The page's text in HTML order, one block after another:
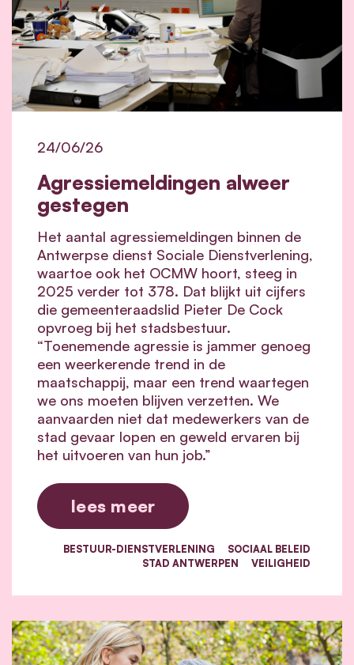
Agressiemeldingen alweer
gestegen
24/06/26
Het aantal agressiemeldingen binnen de
Antwerpse dienst Sociale Dienstverlening,
waartoe ook het OCMW hoort, steeg in
2025 verder tot 378. Dat blijkt uit cijfers
die gemeenteraadslid Pieter De Cock
opvroeg bij het stadsbestuur.
“Toenemende agressie is jammer genoeg
een weerkerende trend in de
maatschappij, maar een trend waartegen
we ons moeten blijven verzetten. We
aanvaarden niet dat medewerkers van de
stad gevaar lopen en geweld ervaren bij
het uitvoeren van hun job.”
lees meer
BESTUUR-DIENSTVERLENING
SOCIAAL BELEID
STAD ANTWERPEN
VEILIGHEID